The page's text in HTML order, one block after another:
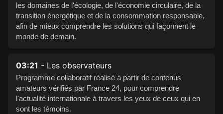
les domaines de l'écologie, de l'économie circulaire, de la
transition énergétique et de la consommation responsable,
afin de mieux comprendre les solutions qui façonnent le
monde de demain.
03:21 - Les observateurs
Programme collaboratif réalisé à partir de contenus
amateurs vérifiés par France 24, pour comprendre
l'actualité internationale à travers les yeux de ceux qui en
sont les témoins.